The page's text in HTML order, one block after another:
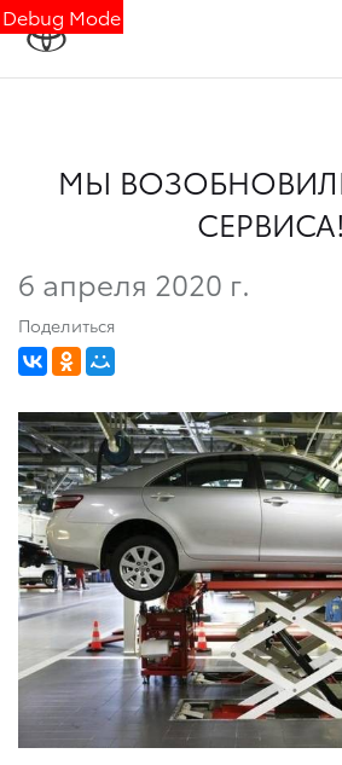
Debug Mode
МЫ
СЕРВИСА!
6 апреля 2020 г.
Поделиться